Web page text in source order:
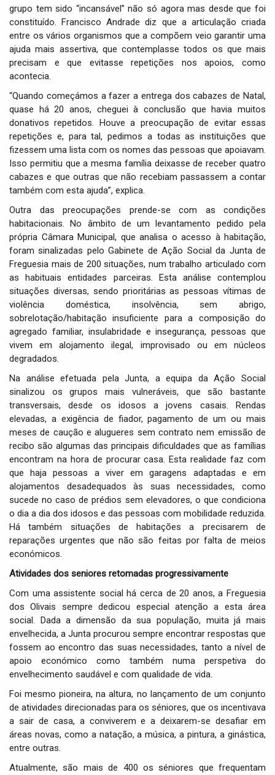
grupo tem sido “incansável” não só agora mas desde que foi
constituído. Francisco Andrade diz que a articulação criada
entre os vários organismos que a compõem veio garantir uma
ajuda mais assertiva, que contemplasse todos os que mais
precisam e que evitasse repetições nos apoios, como
acontecia.
“Quando começámos a fazer a entrega dos cabazes de Natal,
quase há 20 anos, cheguei à conclusão que havia muitos
donativos repetidos. Houve a preocupação de evitar essas
repetições e, para tal, pedimos a todas as instituições que
fizessem uma lista com os nomes das pessoas que apoiavam.
Isso permitiu que a mesma família deixasse de receber quatro
cabazes e que outras que não recebiam passassem a contar
também com esta ajuda”, explica.
Outra das preocupações prende-se com as condições
habitacionais. No âmbito de um levantamento pedido pela
própria Câmara Municipal, que analisa o acesso à habitação,
foram sinalizadas pelo Gabinete de Ação Social da Junta de
Freguesia mais de 200 situações, num trabalho articulado com
as habituais entidades parceiras. Esta análise contemplou
situações diversas, sendo prioritárias as pessoas vítimas de
violência doméstica, insolvência, sem abrigo,
sobrelotação/habitação insuficiente para a composição do
agregado familiar, insulabridade e insegurança, pessoas que
vivem em alojamento ilegal, improvisado ou em núcleos
degradados.
Na análise efetuada pela Junta, a equipa da Ação Social
sinalizou os grupos mais vulneráveis, que são bastante
transversais, desde os idosos a jovens casais. Rendas
elevadas, a exigência de fiador, pagamento de um ou mais
meses de caução e alugueres sem contrato nem emissão de
recibo são algumas das principais dificuldades que as famílias
encontram na hora de procurar casa. Esta realidade faz com
que haja pessoas a viver em garagens adaptadas e em
alojamentos desadequados às suas necessidades, como
sucede no caso de prédios sem elevadores, o que condiciona
o dia a dia dos idosos e das pessoas com mobilidade reduzida.
Há também situações de habitações a precisarem de
reparações urgentes que não são feitas por falta de meios
económicos.
Atividades dos seniores retomadas progressivamente
Com uma assistente social há cerca de 20 anos, a Freguesia
dos Olivais sempre dedicou especial atenção a esta área
social. Dada a dimensão da sua população, muita já mais
envelhecida, a Junta procurou sempre encontrar respostas que
fossem ao encontro das suas necessidades, tanto a nível de
apoio económico como também numa perspetiva do
envelhecimento saudável e com qualidade de vida.
Foi mesmo pioneira, na altura, no lançamento de um conjunto
de atividades direcionadas para os séniores, que os incentivava
a sair de casa, a conviverem e a deixarem-se desafiar em
áreas novas, como a natação, a música, a pintura, a ginástica,
entre outras.
Atualmente, são mais de 400 os séniores que frequentam